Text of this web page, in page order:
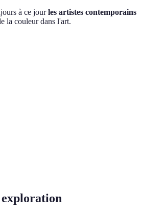
à ce jourles artistes contemporains
la couleur dans l'art.